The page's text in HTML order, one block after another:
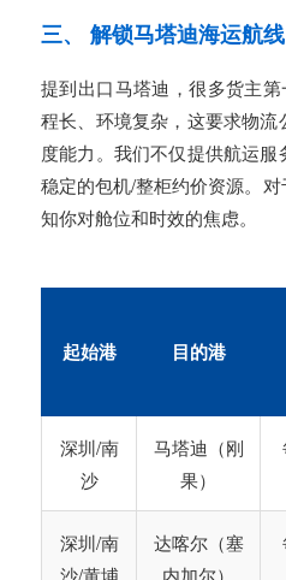
三、 解锁马塔迪海运航
提到出口马塔迪，很多货主第
程长、环境复杂，这要求物
度能力。我们不仅提供航运
稳定的包机/整柜约价资源。
知你对舱位和时效的焦虑。
起始港 目的港
深圳/南
沙
马塔迪（刚
果）
深圳/南
沙/黄埔
达喀尔（塞
内加尔）